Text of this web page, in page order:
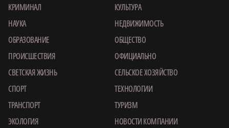
КРИМИНАЛ
КУЛЬТУРА
НАУКА
НЕДВИЖИМОСТЬ
ОБРАЗОВАНИЕ
ОБЩЕСТВО
ПРОИСШЕСТВИЯ
ОФИЦИАЛЬНО
СВЕТСКАЯ ЖИЗНЬ
СЕЛЬСКОЕ ХОЗЯЙСТВО
СПОРТ
ТЕХНОЛОГИИ
ТРАНСПОРТ
ТУРИЗМ
ЭКОЛОГИЯ
НОВОСТИ КОМПАНИИ